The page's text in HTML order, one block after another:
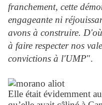
franchement, cette
engageante ni
avons à construire.
à faire respecter nos
convictions à l'UMP".
Elle était évidemment